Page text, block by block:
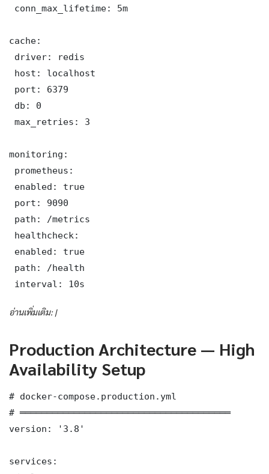
conn_max_lifetime: 5m
cache:
driver: redis
host: localhost
port: 6379
db: 0
max_retries: 3
monitoring:
prometheus:
enabled: true
port: 9090
path: /metrics
healthcheck:
enabled: true
path: /health
interval: 10s
อ่านเพิ่มเติม: |
Production Architecture — High
Availability Setup
# docker-compose.production.yml
# ═══════════════════════════════════════
version: '3.8'
services: